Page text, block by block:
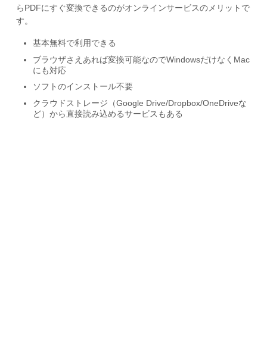
らPDFにすぐ変換できるのがオンラインサービスのメリットで
す。
基本無料で利用できる
ブラウザさえあれば変換可能なのでWindowsだけなくMac
にも対応
ソフトのインストール不要
クラウドストレージ（Google Drive/Dropbox/OneDriveな
ど）から直接読み込めるサービスもある